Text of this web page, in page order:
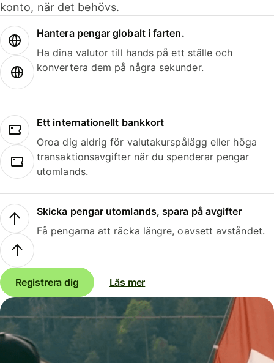
konto, när det behövs.
Hantera pengar globalt i farten.
Ha dina valutor till hands på ett ställe och
konvertera dem på några sekunder.
Ett internationellt bankkort
Oroa dig aldrig för valutakurspålägg eller höga
transaktionsavgifter när du spenderar pengar
utomlands.
Skicka pengar utomlands, spara på avgifter
Få pengarna att räcka längre, oavsett avståndet.
Registrera dig Läs mer